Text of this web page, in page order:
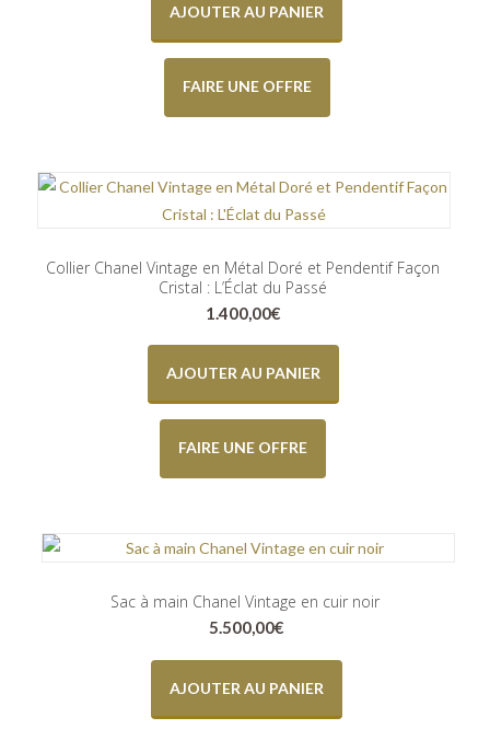
AJOUTER AU PANIER
FAIRE UNE OFFRE
Collier Chanel Vintage en Métal Doré et Pendentif Façon
Cristal : L’Éclat du Passé
1.400,00€
AJOUTER AU PANIER
FAIRE UNE OFFRE
Sac à main Chanel Vintage en cuir noir
5.500,00€
AJOUTER AU PANIER